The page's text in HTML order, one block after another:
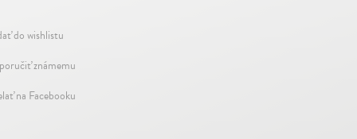
do wishlistu
známemu
na Facebooku